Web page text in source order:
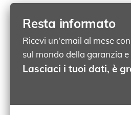
Resta informato
Ricevi un'email al mese
sul mondo della garanzia
Lasciaci i tuoi dati, è